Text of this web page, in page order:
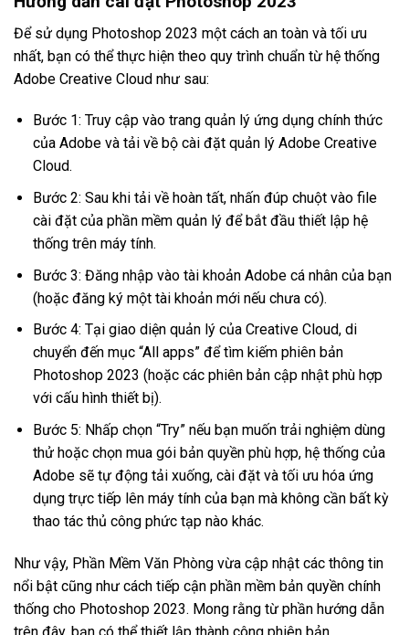
Để sử dụng Photoshop 2023 một cách an toàn và tối ưu
nhất, bạn có thể thực hiện theo quy trình chuẩn từ hệ thống
Adobe Creative Cloud như sau:
Bước 1: Truy cập vào trang quản lý ứng dụng chính thức
của Adobe và tải về bộ cài đặt quản lý Adobe Creative
Cloud.
Bước 2: Sau khi tải về hoàn tất, nhấn đúp chuột vào file
cài đặt của phần mềm quản lý để bắt đầu thiết lập hệ
thống trên máy tính.
Bước 3: Đăng nhập vào tài khoản Adobe cá nhân của bạn
(hoặc đăng ký một tài khoản mới nếu chưa có).
Bước 4: Tại giao diện quản lý của Creative Cloud, di
chuyển đến mục “All apps” để tìm kiếm phiên bản
Photoshop 2023 (hoặc các phiên bản cập nhật phù hợp
với cấu hình thiết bị).
Bước 5: Nhấp chọn “Try” nếu bạn muốn trải nghiệm dùng
thử hoặc chọn mua gói bản quyền phù hợp, hệ thống của
Adobe sẽ tự động tải xuống, cài đặt và tối ưu hóa ứng
dụng trực tiếp lên máy tính của bạn mà không cần bất kỳ
thao tác thủ công phức tạp nào khác.
Như vậy, Phần Mềm Văn Phòng vừa cập nhật các thông tin
nổi bật cũng như cách tiếp cận phần mềm bản quyền chính
thống cho Photoshop 2023. Mong rằng từ phần hướng dẫn
trên đây, bạn có thể thiết lập thành công phiên bản